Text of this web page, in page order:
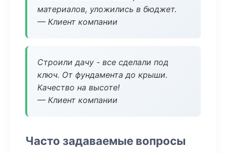
материалов, уложились в бюджет.
— Клиент компании
Строили дачу - все сделали под
ключ. От фундамента до крыши.
Качество на высоте!
— Клиент компании
Часто задаваемые вопросы